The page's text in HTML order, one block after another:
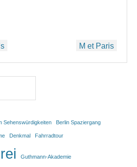
M et Paris
Sehenswürdigkeiten Berlin Spaziergang
Denkmal Fahrradtour
Guthmann-Akademie